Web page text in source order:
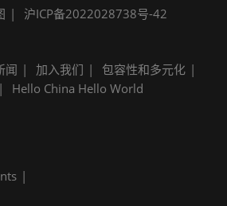
沪ICP备2022028738号-42
闻 加入我们
包容性和多元化
Hello China Hello World